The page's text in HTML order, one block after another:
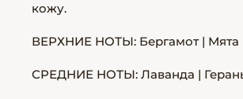
кожу.
ВЕРХНИЕ НОТЫ: Бергамот | Мята
СРЕДНИЕ НОТЫ: Лаванда |